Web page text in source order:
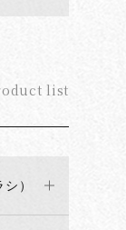
list
）